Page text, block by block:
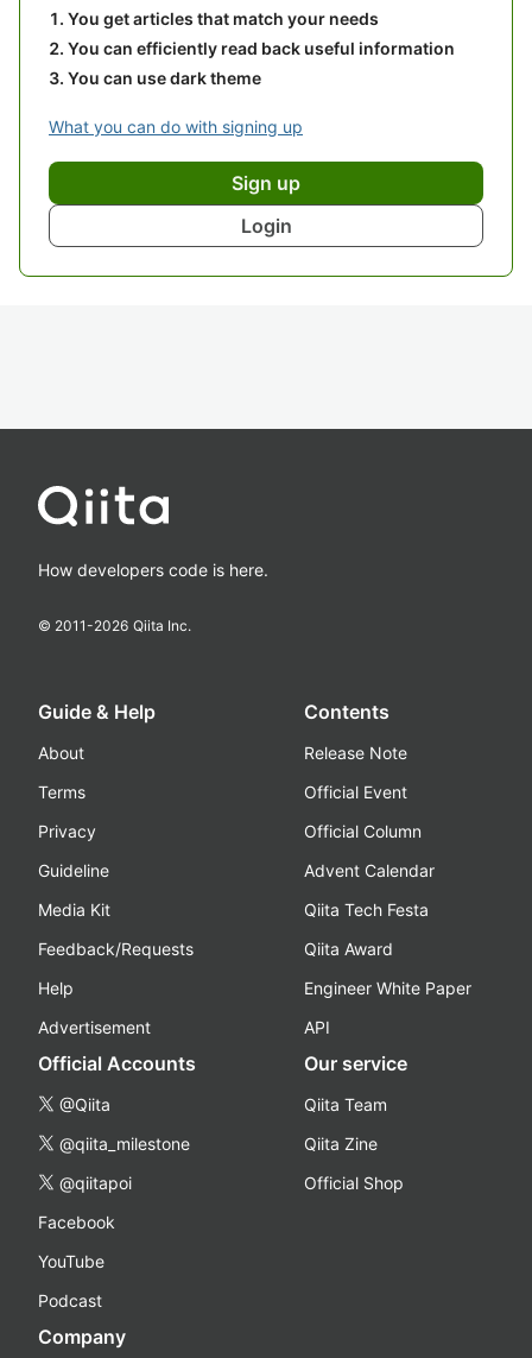
You get articles that match your needs
You can efficiently read back useful information
You can use dark theme
What you can do with signing up
Sign up
Login
How developers code is here.
© 2011-2026 Qiita Inc.
Guide & Help
About
Terms
Privacy
Guideline
Media Kit
Feedback/Requests
Help
Advertisement
Contents
Release Note
Official Event
Official Column
Advent Calendar
Qiita Tech Festa
Qiita Award
Engineer White Paper
API
Official Accounts
@Qiita
@qiita_milestone
@qiitapoi
Facebook
YouTube
Podcast
Our service
Qiita Team
Qiita Zine
Official Shop
Company